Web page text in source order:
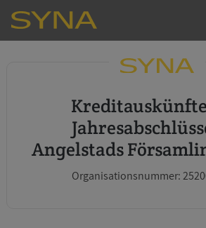
Kreditauskünfte und
Angelstads
Organisationsnummer: